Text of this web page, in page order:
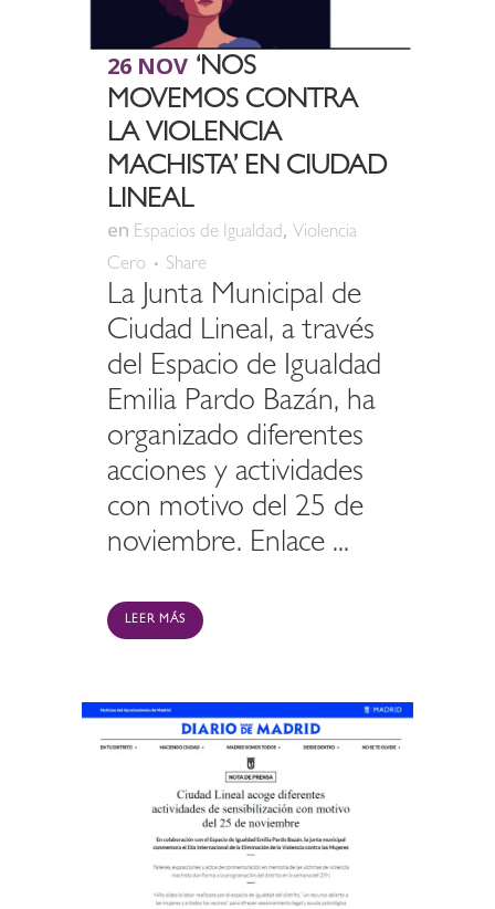
26 NOV ‘NOS
MOVEMOS CONTRA
LA VIOLENCIA
MACHISTA’ EN CIUDAD
LINEAL
en Espacios de Igualdad, Violencia
Cero
Share
La Junta Municipal de
Ciudad Lineal, a través
del Espacio de Igualdad
Emilia Pardo Bazán, ha
organizado diferentes
acciones y actividades
con motivo del 25 de
noviembre. Enlace ...
LEER MÁS